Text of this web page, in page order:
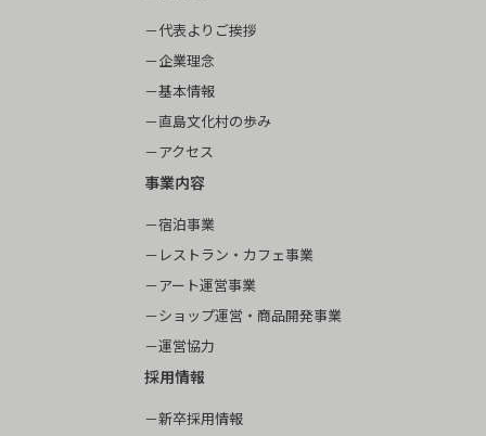
代表よりご挨拶
企業理念
基本情報
直島文化村の歩み
アクセス
事業内容
宿泊事業
レストラン・カフェ事業
アート運営事業
ショップ運営・商品開発事業
運営協力
採用情報
新卒採用情報